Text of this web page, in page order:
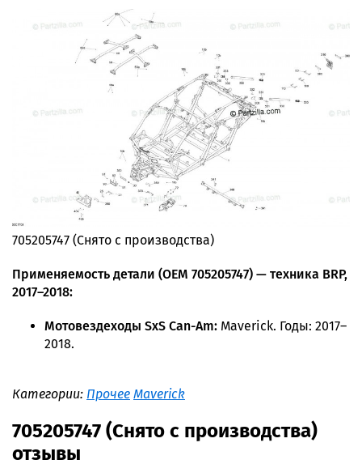
705205747 (Снято с производства)
Применяемость детали (OEM 705205747) — техника BRP,
2017–2018:
Мотовездеходы SxS Can-Am: Maverick. Годы: 2017–
2018.
Категории: Прочее Maverick
705205747 (Снято с производства)
отзывы